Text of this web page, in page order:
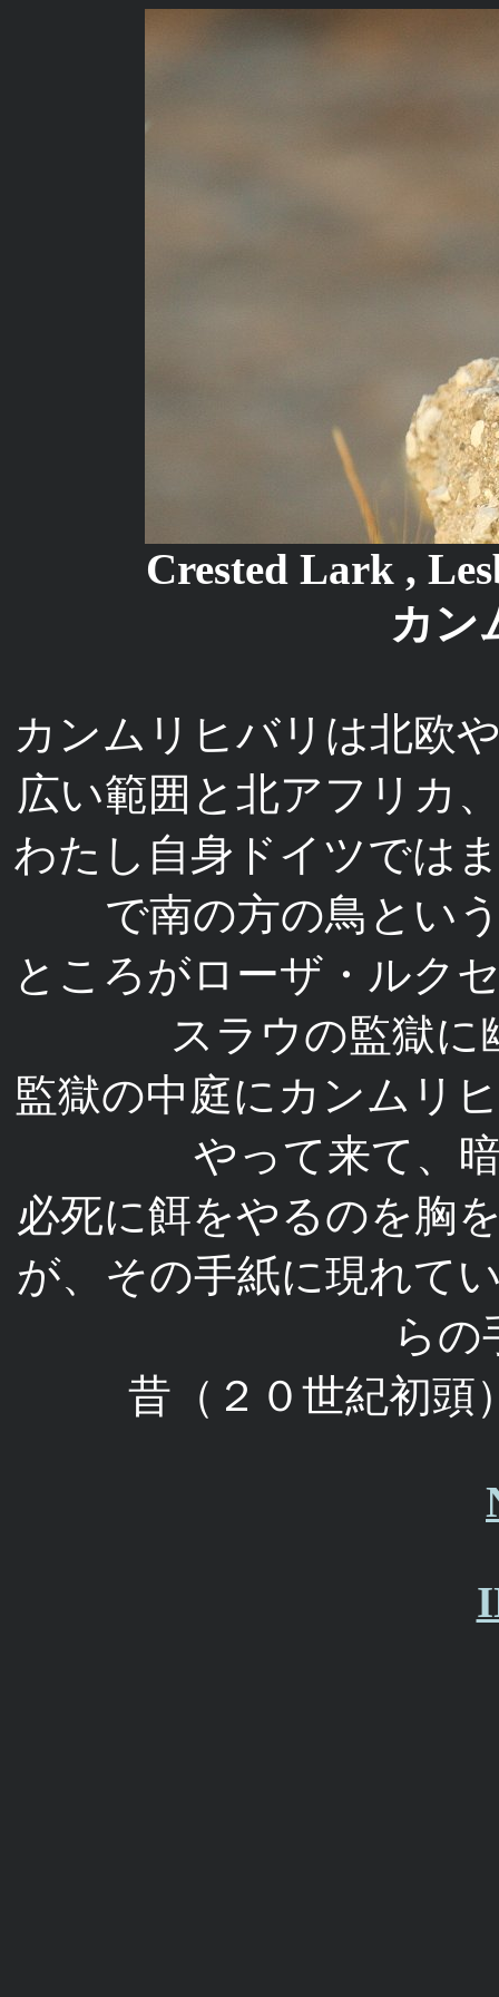
Crested Lark ,
カン
カンムリヒバリは北欧
広い範囲と北アフリカ
わたし自身ドイツでは
で南の方の鳥とい
ところがローザ・ルク
スラウの監獄
監獄の中庭にカンムリ
やって来て、
必死に餌をやるのを胸
が、その手紙に現れて
らの
昔（２０世紀初頭